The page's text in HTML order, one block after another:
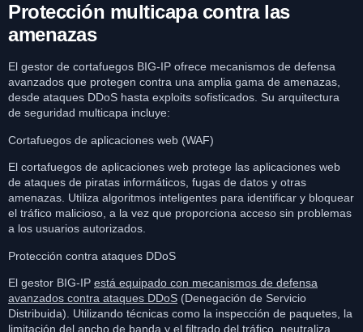
Protección multicapa contra las
amenazas
El gestor de cortafuegos BIG-IP ofrece mecanismos de defensa
avanzados que protegen contra una amplia gama de amenazas,
desde ataques DDoS hasta exploits sofisticados. Su arquitectura
de seguridad multicapa incluye:
Cortafuegos de aplicaciones web (WAF)
El cortafuegos de aplicaciones web protege las aplicaciones web
de ataques de piratas informáticos, fugas de datos y otras
amenazas. Utiliza algoritmos inteligentes para identificar y bloquear
el tráfico malicioso, a la vez que proporciona acceso sin problemas
a los usuarios autorizados.
Protección contra ataques DDoS
El gestor BIG-IP está equipado con mecanismos de defensa
avanzados contra ataques DDoS (Denegación de Servicio
Distribuida). Utilizando técnicas como la inspección de paquetes, la
limitación del ancho de banda y el filtrado del tráfico, neutraliza